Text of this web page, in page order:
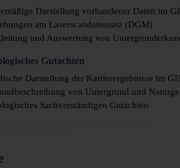
Darstellung vorhandener Daten im
am Laserscandatensatz (DGM)
und Auswertung von
Gutachten
Darstellung der Kartierergebnisse im
von Untergrund und
Sachverständigen Gutachten